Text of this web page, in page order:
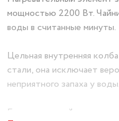
мощностью 2200 Вт.
воды в считанные минуты.
Цельная внутренняя
стали, она исключает
неприятного запаха у воды.
Благодаря двойным